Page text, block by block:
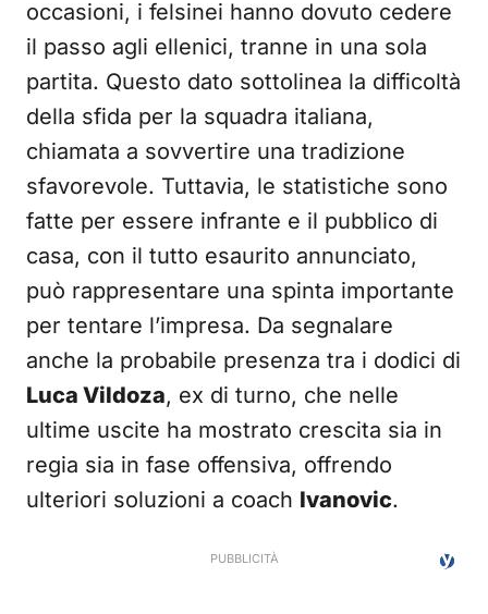
occasioni, i felsinei hanno dovuto cedere
il passo agli ellenici, tranne in una sola
partita. Questo dato sottolinea la difficoltà
della sfida per la squadra italiana,
chiamata a sovvertire una tradizione
sfavorevole. Tuttavia, le statistiche sono
fatte per essere infrante e il pubblico di
casa, con il tutto esaurito annunciato,
può rappresentare una spinta importante
per tentare l’impresa. Da segnalare
anche la probabile presenza tra i dodici di
Luca Vildoza, ex di turno, che nelle
ultime uscite ha mostrato crescita sia in
regia sia in fase offensiva, offrendo
ulteriori soluzioni a coach Ivanovic.